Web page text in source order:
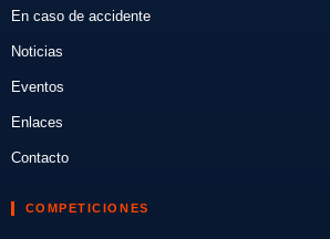
En caso de accidente
Noticias
Eventos
Enlaces
Contacto
COMPETICIONES